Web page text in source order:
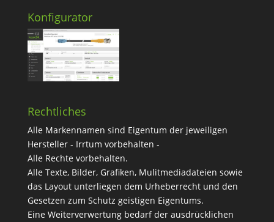
Konfigurator
Rechtliches
Alle Markennamen sind Eigentum der jeweiligen
Hersteller - Irrtum vorbehalten -
Alle Rechte vorbehalten.
Alle Texte, Bilder, Grafiken, Mulitmediadateien sowie
das Layout unterliegen dem Urheberrecht und den
Gesetzen zum Schutz geistigen Eigentums.
Eine Weiterverwertung bedarf der ausdrücklichen